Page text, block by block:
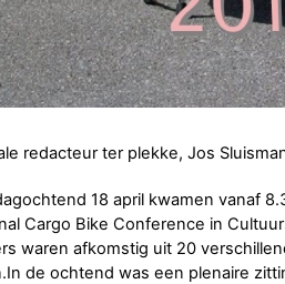
redacteur ter plekke, Jos
18 april kwamen vanaf
Cargo Bike Conference in
waren afkomstig uit 20
de ochtend was een plenaire